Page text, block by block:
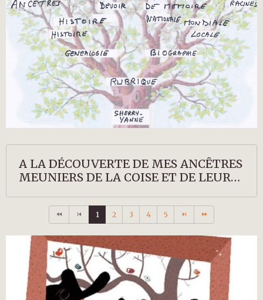
A LA DÉCOUVERTE DE MES ANCÊTRES
MEUNIERS DE LA COISE ET DE LEURS
1 2 3 4 5